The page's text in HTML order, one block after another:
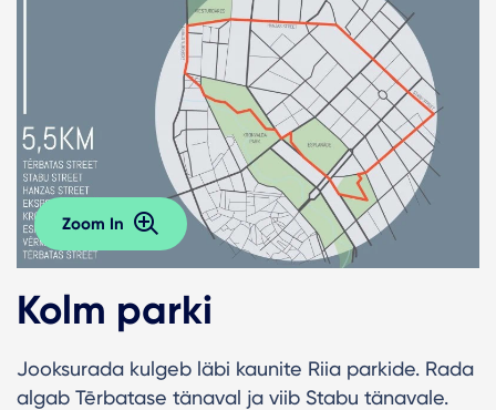
Zoom In
Kolm parki
Jooksurada kulgeb läbi kaunite Riia parkide. Rada
algab Tērbatase tänaval ja viib Stabu tänavale.